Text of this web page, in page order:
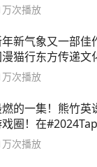
次播放
新气象又一部佳
漫猫行东方传递文
次播放
的一集！熊竹英
圈！在
戏大赏
次播放